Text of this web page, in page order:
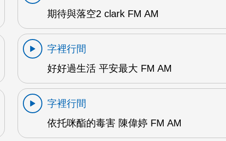
期待與落空2 clark FM AM
字裡行間
好好過生活 平安最大 FM AM
字裡行間
依托咪酯的毒害 陳偉婷 FM AM